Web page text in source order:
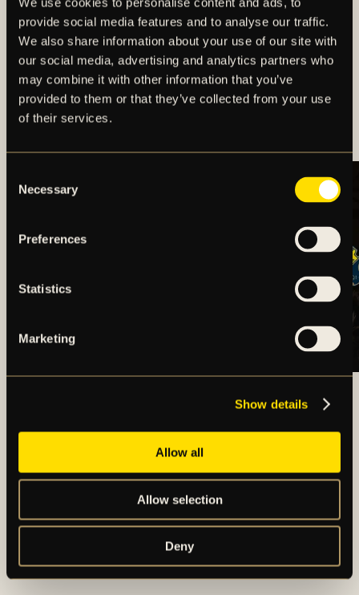
provide social media features and to analyse our traffic.
We also share information about your use of our site with
our social media, advertising and analytics partners who
may combine it with other information that you’ve
provided to them or that they’ve collected from your use
of their services.
Selection
Necessary
Preferences
Statistics
Marketing
Show details
Allow all
Allow selection
Deny
REKRYTERING AV NY
VD/KLUBBDIREKTÖR
TILL AIK FOTBOLL
(HERR)
TRUPPSTATUS:
DAMLAGET V.32
(2026)
ARTIKLAR OCH NYHETER
AIK – SEDAN 1891